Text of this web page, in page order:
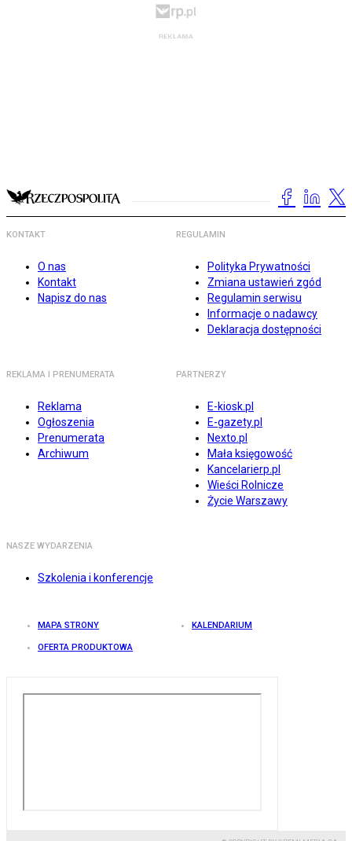
KONTAKT
O nas
Kontakt
Napisz do nas
REGULAMIN
Polityka Prywatności
Zmiana ustawień zgód
Regulamin serwisu
Informacje o nadawcy
Deklaracja dostępności
REKLAMA I PRENUMERATA
Reklama
Ogłoszenia
Prenumerata
Archiwum
PARTNERZY
E-kiosk.pl
E-gazety.pl
Nexto.pl
Mała księgowość
Kancelarierp.pl
Wieści Rolnicze
Życie Warszawy
NASZE WYDARZENIA
Szkolenia i konferencje
MAPA STRONY KALENDARIUM
OFERTA PRODUKTOWA